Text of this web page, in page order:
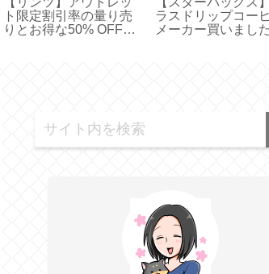
から補修する活性ケラ
チン配合！大人髪の補
グ】体幹を鍛える
あり？スリエット